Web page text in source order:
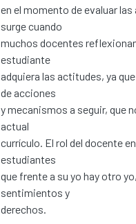
en el momento de evaluar
surge cuando
muchos docentes
estudiante
adquiera las actitudes, ya
de acciones
y mecanismos a seguir, que
actual
currículo. El rol del docente
estudiantes
que frente a su yo hay otro
sentimientos y
derechos.